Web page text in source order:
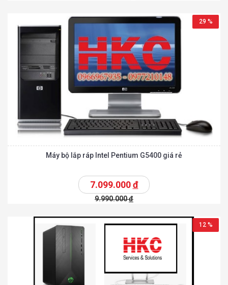
29 %
Máy bộ lắp ráp Intel Pentium G5400 giá rẻ
7.099.000đ
9.990.000đ
12 %